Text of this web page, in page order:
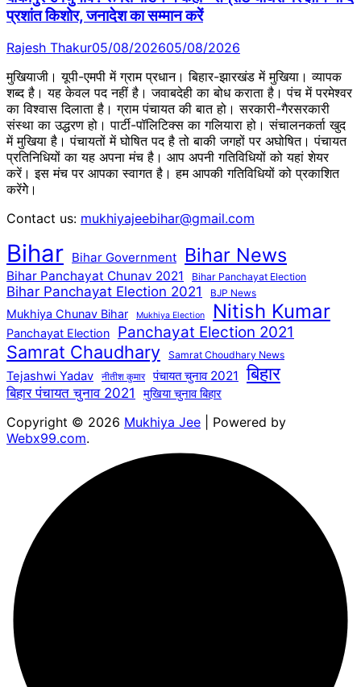
प्रशांत किशोर, जनादेश का सम्मान करें
Rajesh Thakur05/08/202605/08/2026
मुखियाजी। यूपी-एमपी में ग्राम प्रधान। बिहार-झारखंड में मुखिया। व्यापक
शब्द है। यह केवल पद नहीं है। जवाबदेही का बोध कराता है। पंच में परमेश्वर
का विश्वास दिलाता है। ग्राम पंचायत की बात हो। सरकारी-गैरसरकारी
संस्था का उद्धरण हो। पार्टी-पॉलिटिक्स का गलियारा हो। संचालनकर्ता खुद
में मुखिया है। पंचायतों में घोषित पद है तो बाकी जगहों पर अघोषित। पंचायत
प्रतिनिधियों का यह अपना मंच है। आप अपनी गतिविधियों को यहां शेयर
करें। इस मंच पर आपका स्वागत है। हम आपकी गतिविधियों को प्रकाशित
करेंगेे।
Contact us: mukhiyajeebihar@gmail.com
Bihar Bihar Government Bihar News
Bihar Panchayat Chunav 2021 Bihar Panchayat Election
Bihar Panchayat Election 2021 BJP News
Mukhiya Chunav Bihar Mukhiya Election Nitish Kumar
Panchayat Election Panchayat Election 2021
Samrat Chaudhary Samrat Choudhary News
Tejashwi Yadav नीतीश कुमार पंचायत चुनाव 2021 बिहार
बिहार पंचायत चुनाव 2021 मुखिया चुनाव बिहार
Copyright © 2026 Mukhiya Jee | Powered by
Webx99.com.